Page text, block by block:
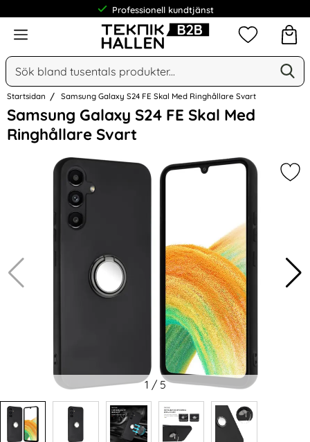
Professionell kundtjänst
Meny
Sök
Sök på Narse Group AB
Mina
Startsidan Samsung Galaxy S24 FE Skal Med Ringhållare Svart
Samsung Galaxy S24 FE Skal Med
Ringhållare Svart
Hoppa
över
Bilder
1 / 5